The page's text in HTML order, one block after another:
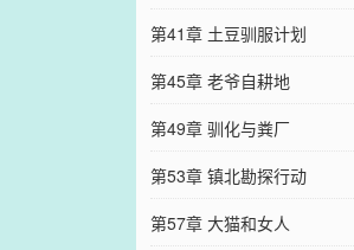
第41章 土豆驯服计划
第45章 老爷自耕地
第49章 驯化与粪厂
第53章 镇北勘探行动
第57章 大猫和女人